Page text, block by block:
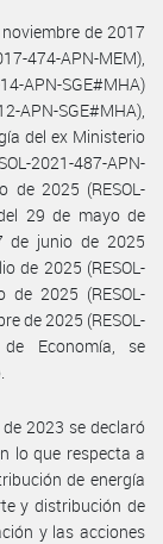
de 2017
474-APN-MEM),
APN-SGE#MHA)
APN-SGE#MHA),
del ex Ministerio
2021-487-APN-
de 2025 (RESOL-
29 de mayo de
de junio de 2025
de 2025 (RESOL-
de 2025 (RESOL-
de 2025 (RESOL-
de Economía, se
2023 se declaró
lo que respecta a
de energía
y distribución de
y las acciones